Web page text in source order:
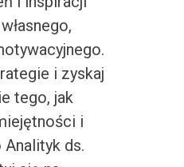
i zyskaj
tego, jak
i
ds.